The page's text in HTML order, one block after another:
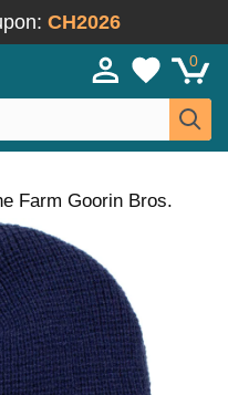
CH2026
0
Farm Goorin Bros.